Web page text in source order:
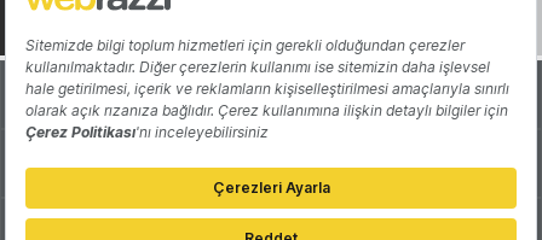
Hakkında Yazarlar
Katkıda Bulun Reklam